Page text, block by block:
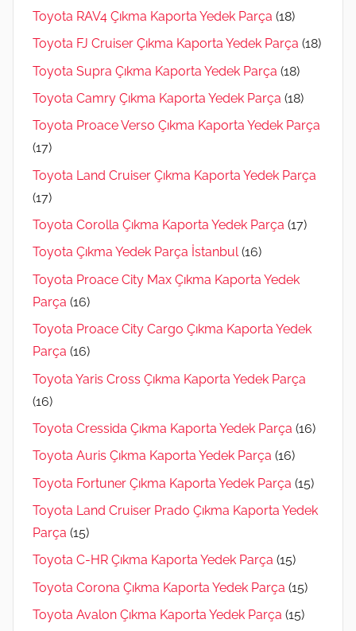
Toyota RAV4 Çıkma Kaporta Yedek Parça (18)
Toyota FJ Cruiser Çıkma Kaporta Yedek Parça (18)
Toyota Supra Çıkma Kaporta Yedek Parça (18)
Toyota Camry Çıkma Kaporta Yedek Parça (18)
Toyota Proace Verso Çıkma Kaporta Yedek Parça
(17)
Toyota Land Cruiser Çıkma Kaporta Yedek Parça
(17)
Toyota Corolla Çıkma Kaporta Yedek Parça (17)
Toyota Çıkma Yedek Parça İstanbul (16)
Toyota Proace City Max Çıkma Kaporta Yedek
Parça (16)
Toyota Proace City Cargo Çıkma Kaporta Yedek
Parça (16)
Toyota Yaris Cross Çıkma Kaporta Yedek Parça
(16)
Toyota Cressida Çıkma Kaporta Yedek Parça (16)
Toyota Auris Çıkma Kaporta Yedek Parça (16)
Toyota Fortuner Çıkma Kaporta Yedek Parça (15)
Toyota Land Cruiser Prado Çıkma Kaporta Yedek
Parça (15)
Toyota C-HR Çıkma Kaporta Yedek Parça (15)
Toyota Corona Çıkma Kaporta Yedek Parça (15)
Toyota Avalon Çıkma Kaporta Yedek Parça (15)